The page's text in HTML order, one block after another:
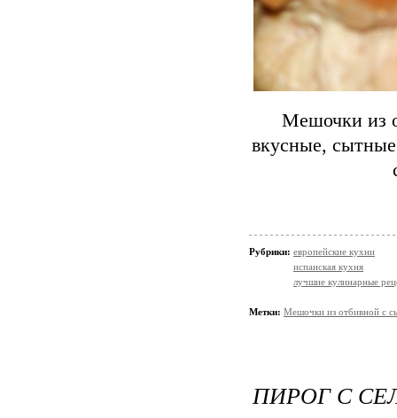
Мешочки из
вкусные,
Рубрики: европейские кухни
испанская кухня
лучшие кулинарные
Метки: Мешочки из отбивной с
ПИРОГ С